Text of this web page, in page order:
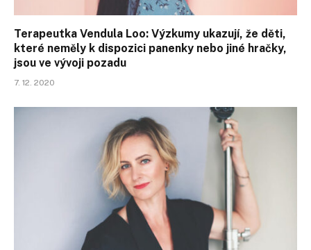
Terapeutka Vendula Loo: Výzkumy ukazují, že děti,
které neměly k dispozici panenky nebo jiné hračky,
jsou ve vývoji pozadu
7. 12. 2020